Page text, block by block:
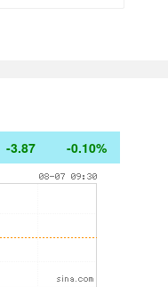
-3.87 -0.10%